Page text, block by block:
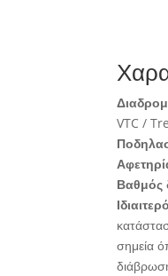
VTC /
Βαθμός
σημεία